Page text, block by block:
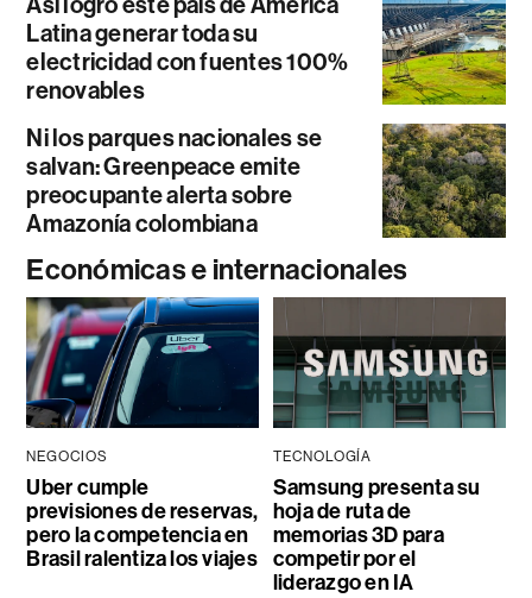
Latina generar toda su
electricidad con fuentes 100%
renovables
Ni los parques nacionales se
salvan: Greenpeace emite
preocupante alerta sobre
Amazonía colombiana
Económicas e internacionales
NEGOCIOS
Uber cumple
previsiones de reservas,
pero la competencia en
Brasil ralentiza los viajes
TECNOLOGÍA
Samsung presenta su
hoja de ruta de
memorias 3D para
competir por el
liderazgo en IA